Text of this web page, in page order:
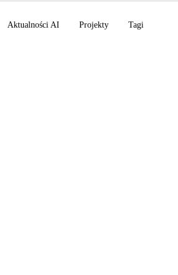
Aktualności AI Projekty Tagi